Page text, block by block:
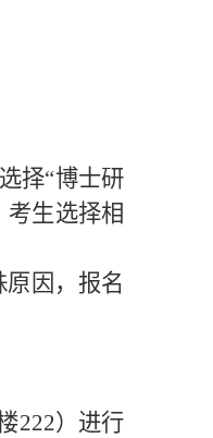
择“博士研
考生选择相
因，报名
222）进行